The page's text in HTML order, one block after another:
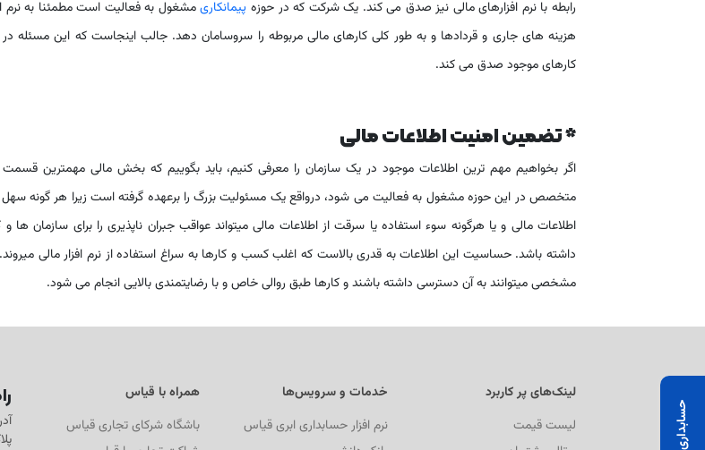
رابطه با نرم افزارهای مالی نیز صدق می کند. یک شرکت که در حوزه پیمانکاریمشغول به فعالیت است مطمئنا به نرم
هزینه های جاری و قردادها و به طور کلی کارهای مالی مربوطه را سروسامان دهد. جالب اینجاست که این مسئله
کارهای موجود صدق می کند.
* تضمین امنیت اطلاعات مالی
اگر بخواهیم مهم ترین اطلاعات موجود در یک سازمان را معرفی کنیم، باید بگوییم که بخش مالی مهمترین
متخصص در این حوزه مشغول به فعالیت می شود، درواقع یک مسئولیت بزرگ را برعهده گرفته است زیرا هر گونه سهل
اطلاعات مالی و یا هرگونه سوء استفاده یا سرقت از اطلاعات مالی میتواند عواقب جبران ناپذیری را برای سازمان
داشته باشد. حساسیت این اطلاعات به قدری بالاست که اغلب کسب و کارها به سراغ استفاده از نرم افزار مالی میروند.
مشخصی میتوانند به آن دسترسی داشته باشند و کارها طبق روالی خاص و با رضایتمندی بالایی انجام می شود.
لینک‌های پر کاربرد
لیست قیمت
خدمات و سرویس‌ها
نرم افزار حسابداری ابری قیاس
همراه با قیاس
باشگاه شرکای تجاری قیاس